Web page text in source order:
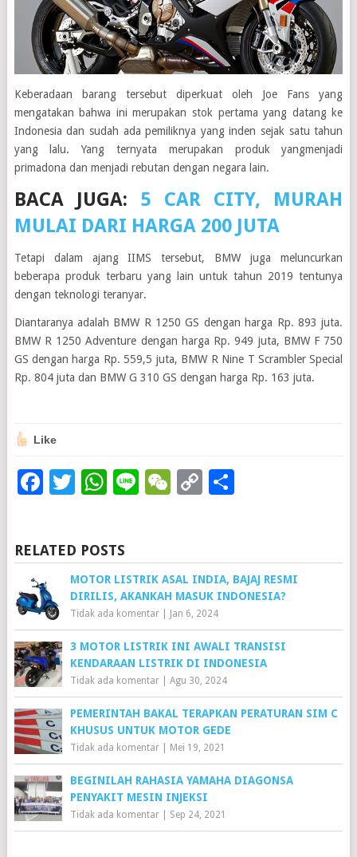
Keberadaan barang tersebut diperkuat oleh Joe Fans yang
mengatakan bahwa ini merupakan stok pertama yang datang ke
Indonesia dan sudah ada pemiliknya yang inden sejak satu tahun
yang lalu. Yang ternyata merupakan produk yangmenjadi
primadona dan menjadi rebutan dengan negara lain.
BACA JUGA: 5 CAR CITY, MURAH
MULAI DARI HARGA 200 JUTA
Tetapi dalam ajang IIMS tersebut, BMW juga meluncurkan
beberapa produk terbaru yang lain untuk tahun 2019 tentunya
dengan teknologi teranyar.
Diantaranya adalah BMW R 1250 GS dengan harga Rp. 893 juta.
BMW R 1250 Adventure dengan harga Rp. 949 juta, BMW F 750
GS dengan harga Rp. 559,5 juta, BMW R Nine T Scrambler Special
Rp. 804 juta dan BMW G 310 GS dengan harga Rp. 163 juta.
Like
Facebook
Twitter
WhatsApp
LineWeChat
CopyShare
RELATED POSTS
MOTOR LISTRIK ASAL INDIA, BAJAJ RESMI
DIRILIS, AKANKAH MASUK INDONESIA?
Tidak ada komentar| Jan 6, 2024
3 MOTOR LISTRIK INI AWALI TRANSISI
KENDARAAN LISTRIK DI INDONESIA
Tidak ada komentar| Agu 30, 2024
PEMERINTAH BAKAL TERAPKAN PERATURAN SIM C
KHUSUS UNTUK MOTOR GEDE
Tidak ada komentar| Mei 19, 2021
BEGINILAH RAHASIA YAMAHA DIAGONSA
PENYAKIT MESIN INJEKSI
Tidak ada komentar| Sep 24, 2021